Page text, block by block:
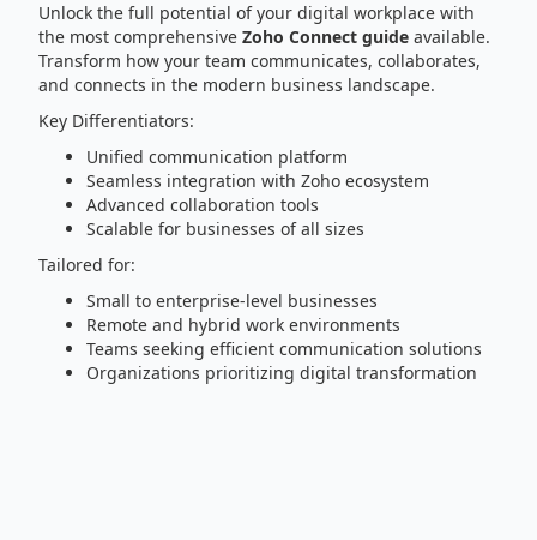
Unlock the full potential of your digital workplace with
the most comprehensive Zoho Connect guide available.
Transform how your team communicates, collaborates,
and connects in the modern business landscape.
Key Differentiators:
Unified communication platform
Seamless integration with Zoho ecosystem
Advanced collaboration tools
Scalable for businesses of all sizes
Tailored for:
Small to enterprise-level businesses
Remote and hybrid work environments
Teams seeking efficient communication solutions
Organizations prioritizing digital transformation